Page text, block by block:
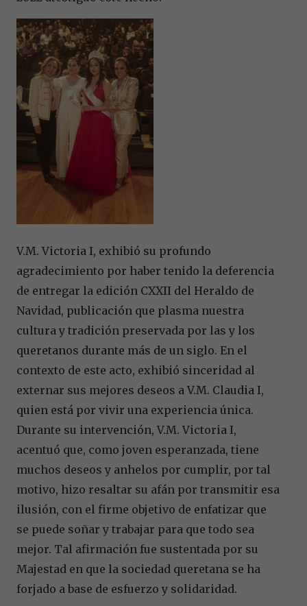
V.M. Victoria I, exhibió su profundo
agradecimiento por haber tenido la deferencia
de entregar la edición CXXII del Heraldo de
Navidad, publicación que plasma nuestra
cultura y tradición preservada por las y los
queretanos durante más de un siglo. En el
contexto de este acto, exhibió sinceridad al
externar sus mejores deseos a V.M. Claudia I,
quien está por vivir una experiencia única.
Durante su intervención, V.M. Victoria I,
acentuó que, como joven esperanzada, tiene
muchos deseos y anhelos por cumplir, por tal
motivo, hizo resaltar su afán por transmitir esa
ilusión, con el firme objetivo de enfatizar que
se puede soñar y trabajar para que todo sea
mejor. Tal afirmación fue sustentada por su
Majestad en que la sociedad queretana se ha
forjado a base de esfuerzo y solidaridad.